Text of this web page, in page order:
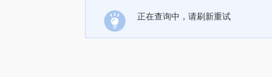
正在查询中，请刷新重试